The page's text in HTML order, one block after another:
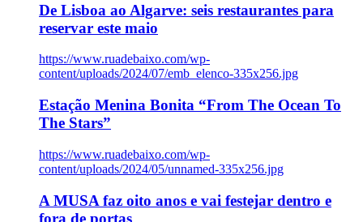
De Lisboa ao Algarve: seis restaurantes para
reservar este maio
https://www.ruadebaixo.com/wp-
content/uploads/2024/07/emb_elenco-335x256.jpg
Estação Menina Bonita “From The Ocean To
The Stars”
https://www.ruadebaixo.com/wp-
content/uploads/2024/05/unnamed-335x256.jpg
A MUSA faz oito anos e vai festejar dentro e
fora de portas